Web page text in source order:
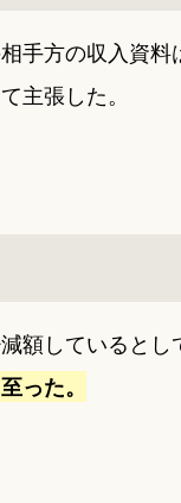
方の収入資料
主張した。
額していると
った。